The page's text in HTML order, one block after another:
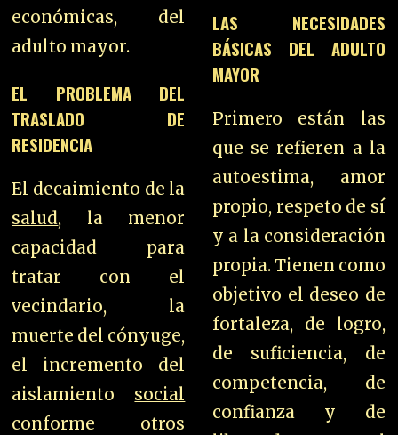
económicas, del
adulto mayor.
EL PROBLEMA DEL
TRASLADO DE
RESIDENCIA
El decaimiento de la
salud, la menor
capacidad para
tratar con el
vecindario, la
muerte del cónyuge,
el incremento del
aislamiento social
conforme otros
LAS NECESIDADES
BÁSICAS DEL ADULTO
MAYOR
Primero están las
que se refieren a la
autoestima, amor
propio, respeto de sí
y a la consideración
propia. Tienen como
objetivo el deseo de
fortaleza, de logro,
de suficiencia, de
competencia, de
confianza y de